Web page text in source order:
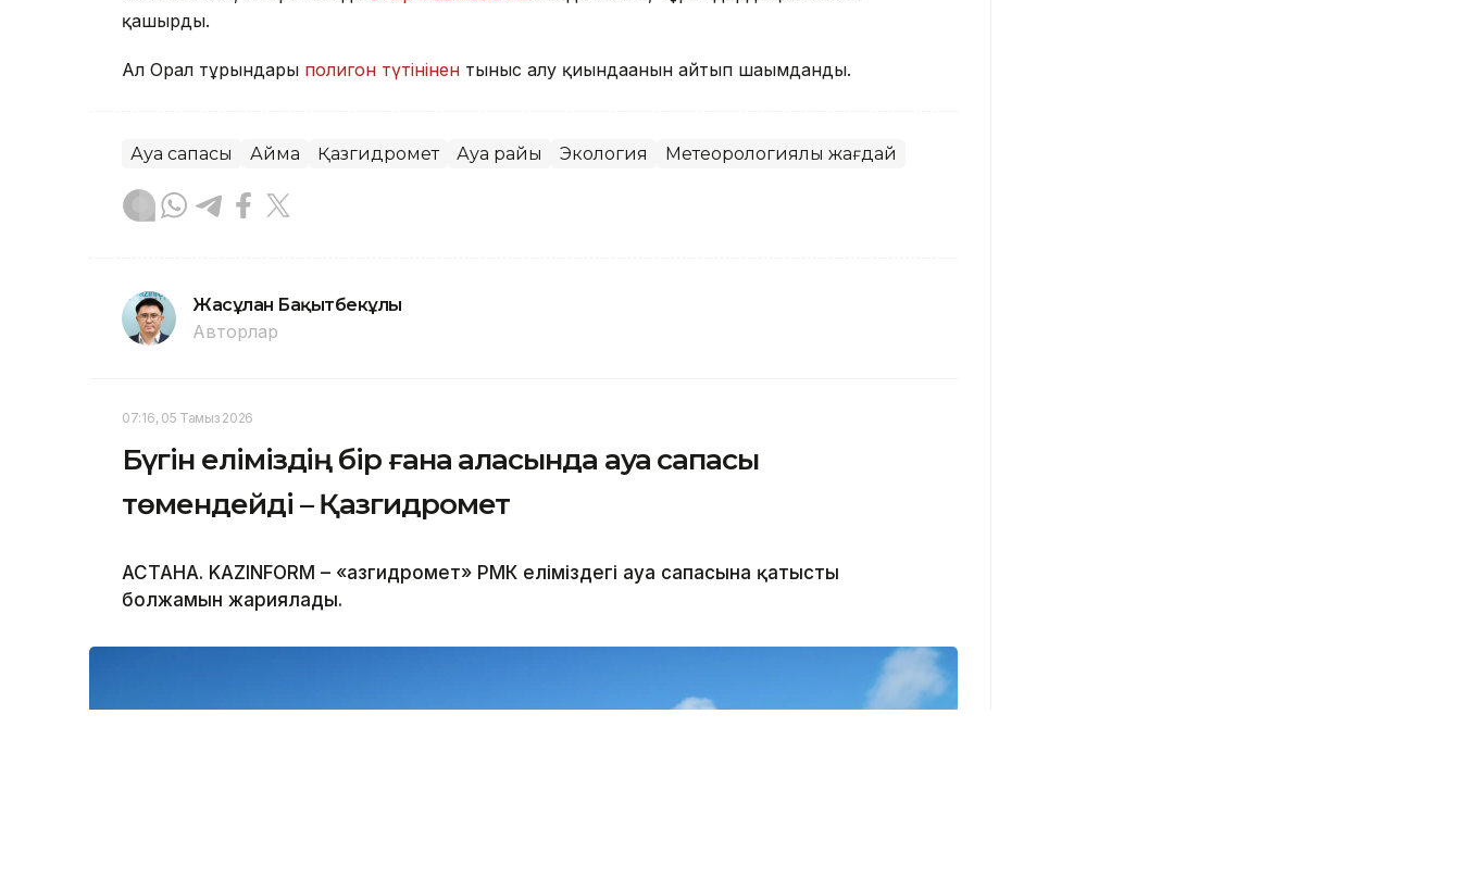
қашырды.
Ал Орал тұрғындары полигон түтінінен тыныс алу қиындағанын айтып шағымданды.
Ауа сапасы Аймақ Қазгидромет Ауа райы Экология Метеорологиялық жағдай
Жасұлан Бақытбекұлы
Авторлар
07:16, 05 Тамыз 2026
Бүгін еліміздің бір ғана қаласында ауа сапасы
төмендейді – Қазгидромет
АСТАНА. KAZINFORM – «Қазгидромет» РМК еліміздегі ауа сапасына қатысты
болжамын жариялады.